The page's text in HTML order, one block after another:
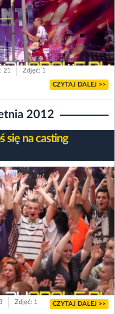
21 Zdjęć: 1
CZYTAJ DALEJ >>
2012
się na casting
Zdjęć: 1 CZYTAJ DALEJ >>